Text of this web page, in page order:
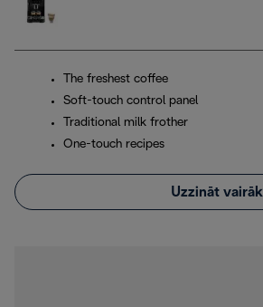
The freshest coffee
Soft-touch control panel
Traditional milk frother
One-touch recipes
Uzzināt vairāk